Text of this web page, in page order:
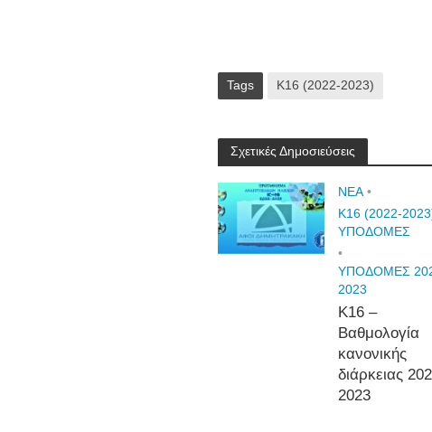
Tags Κ16 (2022-2023)
Σχετικές Δημοσιεύσεις
NEA •
Κ16 (2022-
ΥΠΟΔΟΜΕΣ
•
ΥΠΟΔΟΜΕΣ
2023
Κ16 –
Βαθμολογία
κανονικής
διάρκειας
2023